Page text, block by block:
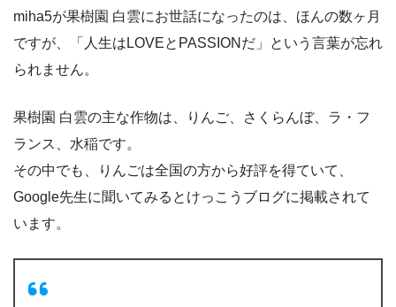
miha5が果樹園 白雲にお世話になったのは、ほんの数ヶ月
ですが、「人生はLOVEとPASSIONだ」という言葉が忘れ
られません。
果樹園 白雲の主な作物は、りんご、さくらんぼ、ラ・フ
ランス、水稲です。
その中でも、りんごは全国の方から好評を得ていて、
Google先生に聞いてみるとけっこうブログに掲載されて
います。